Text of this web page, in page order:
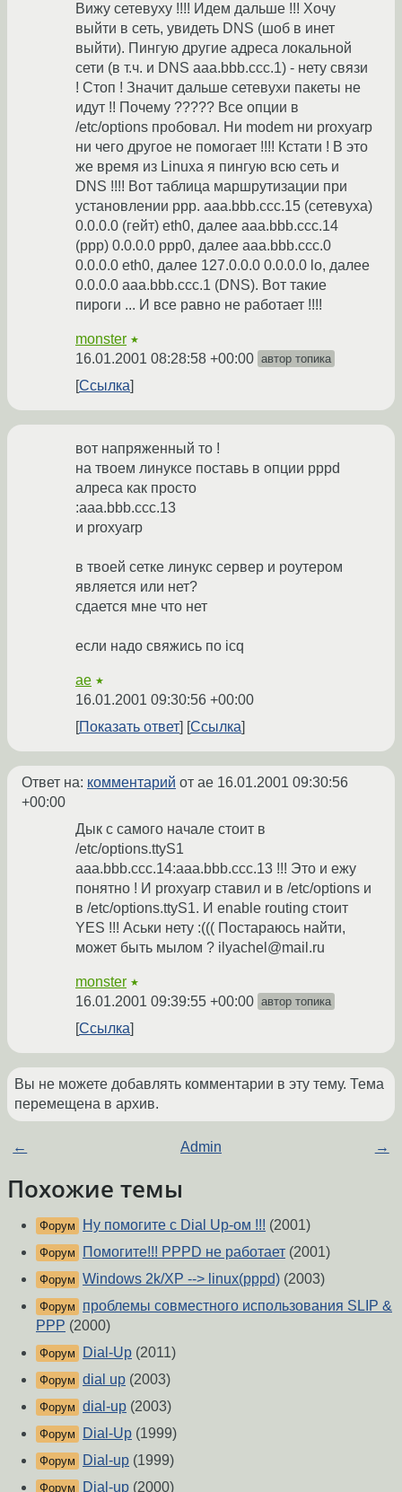
Вижу сетевуху !!!! Идем дальше !!! Хочу
выйти в сеть, увидеть DNS (шоб в инет
выйти). Пингую другие адреса локальной
сети (в т.ч. и DNS aaa.bbb.ccc.1) - нету связи
! Стоп ! Значит дальше сетевухи пакеты не
идут !! Почему ????? Все опции в
/etc/options пробовал. Ни modem ни proxyarp
ни чего другое не помогает !!!! Кстати ! В это
же время из Linuxa я пингую всю сеть и
DNS !!!! Вот таблица маршрутизации при
установлении ppp. aaa.bbb.ccc.15 (сетевуха)
0.0.0.0 (гейт) eth0, далее aaa.bbb.ccc.14
(ppp) 0.0.0.0 ppp0, далее aaa.bbb.ccc.0
0.0.0.0 eth0, далее 127.0.0.0 0.0.0.0 lo, далее
0.0.0.0 aaa.bbb.ccc.1 (DNS). Вот такие
пироги ... И все равно не работает !!!!
monster ★
16.01.2001 08:28:58 +00:00 автор топика
Ссылка
вот напряженный то !
на твоем линуксе поставь в опции pppd
алреса как просто
:aaa.bbb.ccc.13
и proxyarp
в твоей сетке линукс сервер и роутером
является или нет?
сдается мне что нет
если надо свяжись по icq
ae ★
16.01.2001 09:30:56 +00:00
Показать ответ
Ссылка
Ответ на: комментарий от ae 16.01.2001 09:30:56
+00:00
Дык с самого начале стоит в
/etc/options.ttyS1
aaa.bbb.ccc.14:aaa.bbb.ccc.13 !!! Это и ежу
понятно ! И proxyarp ставил и в /etc/options и
в /etc/options.ttyS1. И enable routing стоит
YES !!! Аськи нету :((( Постараюсь найти,
может быть мылом ? ilyachel@mail.ru
monster ★
16.01.2001 09:39:55 +00:00 автор топика
Ссылка
Вы не можете добавлять комментарии в эту тему. Тема
перемещена в архив.
← Admin →
Похожие темы
Форум Ну помогите с Dial Up-ом !!! (2001)
Форум Помогите!!! PPPD не работает (2001)
Форум Windows 2k/XP --> linux(pppd) (2003)
Форум
проблемы совместного использования SLIP &
PPP (2000)
Форум Dial-Up (2011)
Форум dial up (2003)
Форум dial-up (2003)
Форум Dial-Up (1999)
Форум Dial-up (1999)
Форум Dial-up (2000)